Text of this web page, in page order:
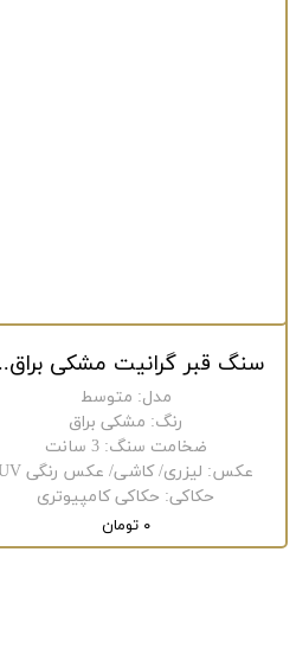
سنگ قبر
مدل: متوسط
رنگ: مشکی براق
ضخامت سنگ:3 سانت
عکس: لیزری/ کاشی/ عکس رنگی UV
حکاکی: حکاکی کامپیوتری
۰ تومان